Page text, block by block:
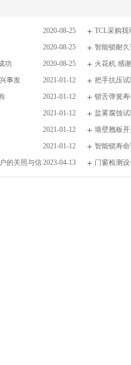
2020-08-25
TCL采购我
2020-08-25
智能锁耐
2020-08-25
功
火花机 感
2021-01-12
事发
把手抗压
2021-01-12
锁舌弹簧
2021-01-12
盐雾腐蚀
2021-01-12
墙壁翘板
2021-01-12
智能锁寿
2023-04-13
的关照与信
门窗检测
劳测试，合